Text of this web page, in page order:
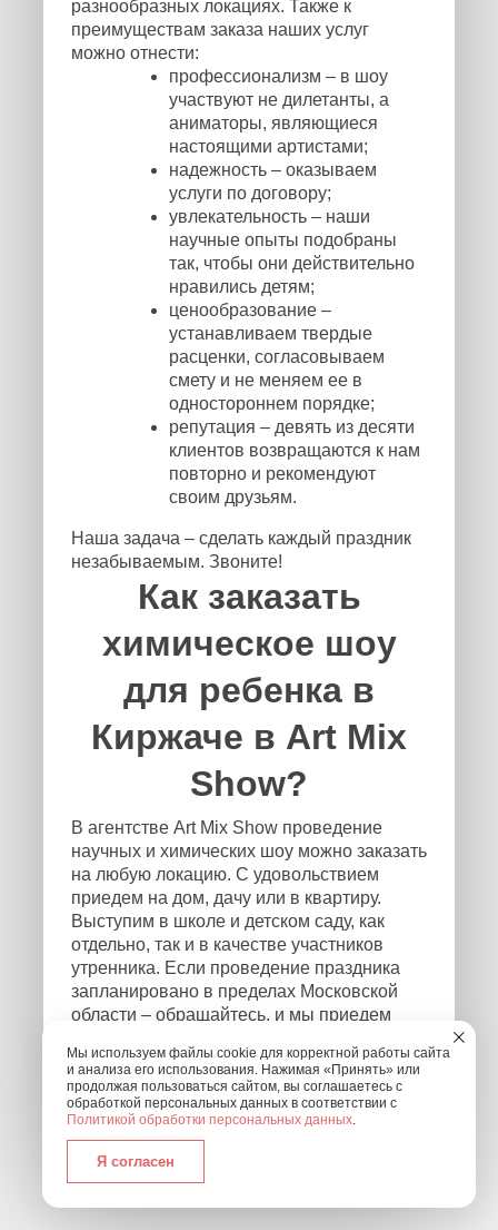
разнообразных локациях. Также к
преимуществам заказа наших услуг
можно отнести:
профессионализм – в шоу
участвуют не дилетанты, а
аниматоры, являющиеся
настоящими артистами;
надежность – оказываем
услуги по договору;
увлекательность – наши
научные опыты подобраны
так, чтобы они действительно
нравились детям;
ценообразование –
устанавливаем твердые
расценки, согласовываем
смету и не меняем ее в
одностороннем порядке;
репутация – девять из десяти
клиентов возвращаются к нам
повторно и рекомендуют
своим друзьям.
Наша задача – сделать каждый праздник
незабываемым. Звоните!
Как заказать
химическое шоу
для ребенка в
Киржаче в Art Mix
Show?
В агентстве Art Mix Show проведение
научных и химических шоу можно заказать
на любую локацию. С удовольствием
приедем на дом, дачу или в квартиру.
Выступим в школе и детском саду, как
отдельно, так и в качестве участников
утренника. Если проведение праздника
запланировано в пределах Московской
области – обращайтесь, и мы приедем
будет проходить мероприятие! Чтобы
связаться с нами, оставьте заявку на
обратный звонок или позвоните нам по
номеру: +7 (495) 877-30-01.
Мы используем файлы cookie для корректной работы сайта
и анализа его использования. Нажимая «Принять» или
продолжая пользоваться сайтом, вы соглашаетесь с
обработкой персональных данных в соответствии с
Политикой обработки персональных данных.
Я согласен